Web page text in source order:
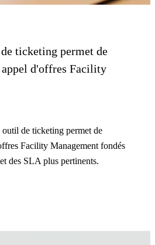
ticketing permet de
d'offres Facility
de ticketing permet de
Facility Management fondés
des SLA plus pertinents.